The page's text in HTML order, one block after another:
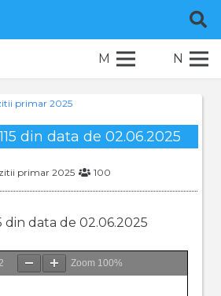
M N
primar 2025
din data de 02.06.2025
primar 2025 100
din data de 02.06.2025
Zoom 100%